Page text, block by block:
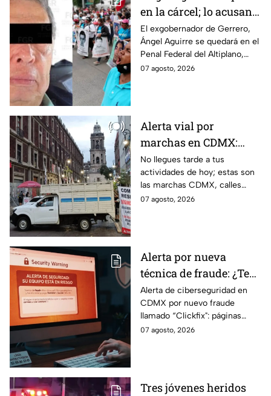
en la cárcel; lo acusan
de destruir
información del caso
Ayotzinapa
El exgobernador de Gerrero,
Ángel Aguirre se quedará en el
Penal Federal del Altiplano,
luego de que fue detenido ayer
07 agosto, 2026
Alerta vial por
marchas en CDMX:
Manifestantes retiran
bloqueo en Canela y Eje
3 Sur, colonia Granjas
México
No llegues tarde a tus
actividades de hoy; estas son
las marchas CDMX, calles
cerradas y bloqueos que
07 agosto, 2026
Alerta por nueva
técnica de fraude: ¿Te
piden copiar códigos
extraños en la PC?
Cuidado, podrías ser
víctima del peligroso
Alerta de ciberseguridad en
CDMX por nuevo fraude
llamado “Clickfix": páginas
falsas que engañan para
07 agosto, 2026
Tres jóvenes heridos